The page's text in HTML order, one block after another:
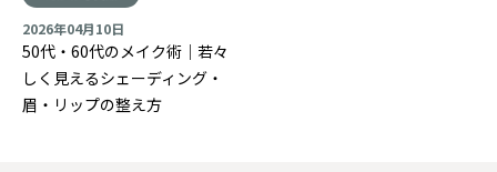
2026年04月10日
50代・60代のメイク術｜若々
しく見えるシェーディング・
眉・リップの整え方